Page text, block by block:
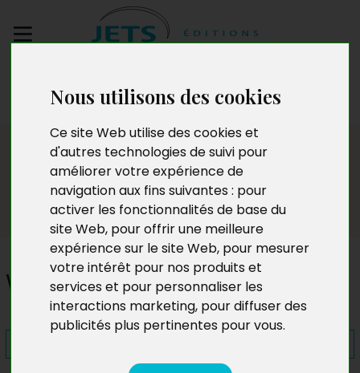
Nous utilisons des cookies
Ce site Web utilise des cookies et
d'autres technologies de suivi pour
améliorer votre expérience de
navigation aux fins suivantes : pour
activer les fonctionnalités de base du
site Web, pour offrir une meilleure
expérience sur le site Web, pour mesurer
votre intérêt pour nos produits et
services et pour personnaliser les
interactions marketing, pour diffuser des
publicités plus pertinentes pour vous.
manuscrit
Presse
Wallino